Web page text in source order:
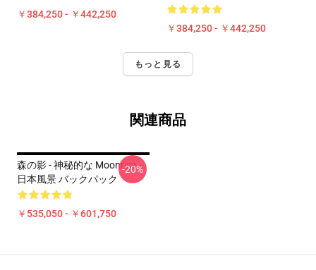
￥384,250 - ￥442,250
￥384,250 - ￥442,250
もっと見る
関連商品
森の影 - 神秘的な Moonrise -
日本風景 バックパック
￥535,050 - ￥601,750
-20%